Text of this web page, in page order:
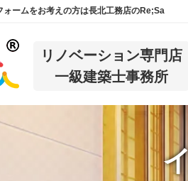
ームをお考えの方は長北工務店のRe;Sa
リノベーション専門店
一級建築士事務所